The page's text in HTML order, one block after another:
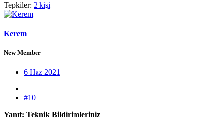
Tepkiler: 2 kişi
Kerem
New Member
6 Haz 2021
#10
Yanıt: Teknik Bildirimleriniz